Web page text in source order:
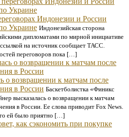
Индонезии и России
Украине Индонезийская сторона
дипломатами по мирной инициативе
на источник сообщает ТАСС.
переговоров пока […]
о возвращении к матчам после
в России Баскетболистка «Финикс
высказалась о возвращении к матчам
в России. Ее слова приводит Fox News.
ей было приятно […]